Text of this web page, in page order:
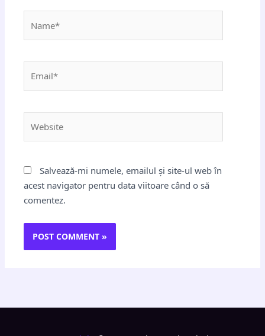
Salvează-mi numele, emailul și site-ul web în
acest navigator pentru data viitoare când o să
comentez.